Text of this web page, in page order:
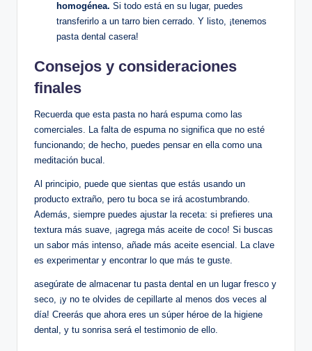
homogénea. Si todo está en su lugar, puedes
transferirlo a un tarro bien cerrado. Y listo, ¡tenemos
pasta dental casera!
Consejos y consideraciones
finales
Recuerda que esta pasta no hará espuma como las
comerciales. La falta de espuma no significa que no esté
funcionando; de hecho, puedes pensar en ella como una
meditación bucal.
Al principio, puede que sientas que estás usando un
producto extraño, pero tu boca se irá acostumbrando.
Además, siempre puedes ajustar la receta: si prefieres una
textura más suave, ¡agrega más aceite de coco! Si buscas
un sabor más intenso, añade más aceite esencial. La clave
es experimentar y encontrar lo que más te guste.
asegúrate de almacenar tu pasta dental en un lugar fresco y
seco, ¡y no te olvides de cepillarte al menos dos veces al
día! Creerás que ahora eres un súper héroe de la higiene
dental, y tu sonrisa será el testimonio de ello.